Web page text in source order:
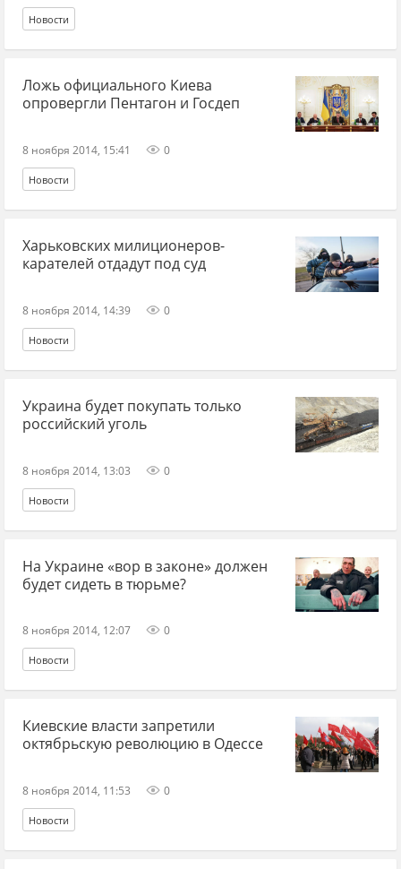
Новости
Ложь официального Киева
опровергли Пентагон и Госдеп
8 ноября 2014, 15:41 0
Новости
Харьковских милиционеров-
карателей отдадут под суд
8 ноября 2014, 14:39 0
Новости
Украина будет покупать только
российский уголь
8 ноября 2014, 13:03 0
Новости
На Украине «вор в законе» должен
будет сидеть в тюрьме?
8 ноября 2014, 12:07 0
Новости
Киевские власти запретили
октябрьскую революцию в Одессе
8 ноября 2014, 11:53 0
Новости